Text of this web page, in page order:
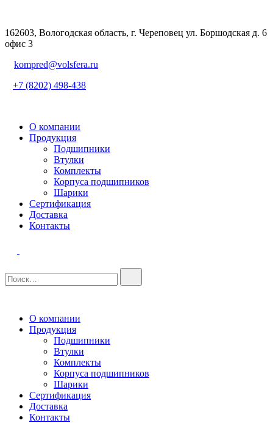
162603, Вологодская область, г. Череповец ул. Боршодская д. 6
офис 3
kompred@volsfera.ru
+7 (8202) 498-438
О компании
Продукция
Подшипники
Втулки
Комплекты
Корпуса подшипников
Шарики
Сертификация
Доставка
Контакты
О компании
Продукция
Подшипники
Втулки
Комплекты
Корпуса подшипников
Шарики
Сертификация
Доставка
Контакты